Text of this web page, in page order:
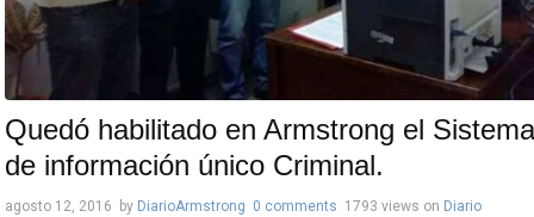
Quedó habilitado en Armstrong el Sistema
de información único Criminal.
agosto 12, 2016 by DiarioArmstrong 0 comments 1793 views on Diario